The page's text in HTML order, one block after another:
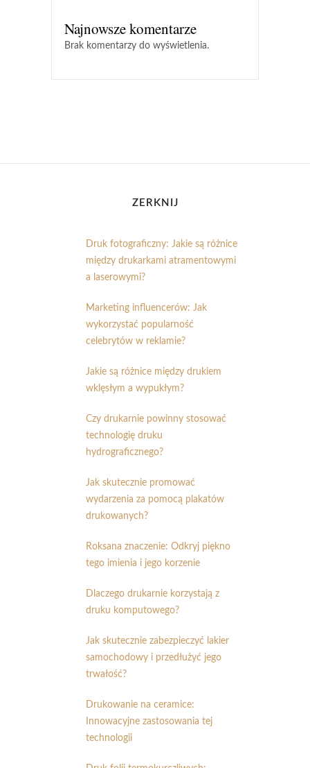
Najnowsze komentarze
Brak komentarzy do wyświetlenia.
ZERKNIJ
Druk fotograficzny: Jakie są różnice
między drukarkami atramentowymi
a laserowymi?
Marketing influencerów: Jak
wykorzystać popularność
celebrytów w reklamie?
Jakie są różnice między drukiem
wklęsłym a wypukłym?
Czy drukarnie powinny stosować
technologię druku
hydrograficznego?
Jak skutecznie promować
wydarzenia za pomocą plakatów
drukowanych?
Roksana znaczenie: Odkryj piękno
tego imienia i jego korzenie
Dlaczego drukarnie korzystają z
druku komputowego?
Jak skutecznie zabezpieczyć lakier
samochodowy i przedłużyć jego
trwałość?
Drukowanie na ceramice:
Innowacyjne zastosowania tej
technologii